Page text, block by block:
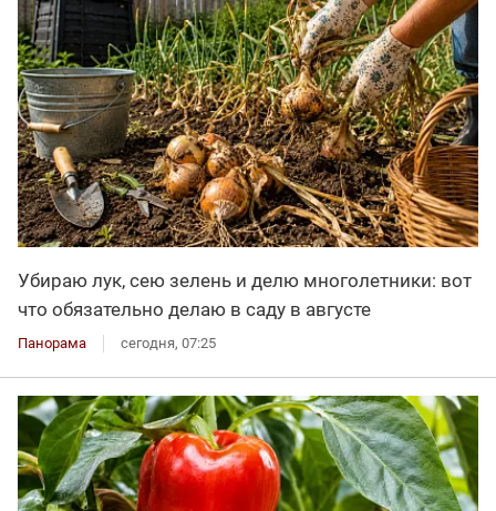
Убираю лук, сею зелень и делю многолетники: вот
что обязательно делаю в саду в августе
Панорама сегодня, 07:25